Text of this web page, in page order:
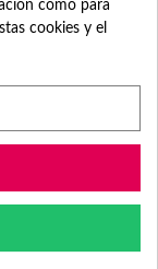
despedidas de
o
como para
cookies y el